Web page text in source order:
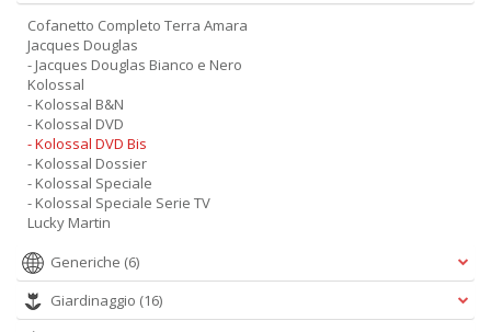
Cofanetto Completo Terra Amara
Jacques Douglas
- Jacques Douglas Bianco e Nero
Kolossal
- Kolossal B&N
- Kolossal DVD
- Kolossal DVD Bis
- Kolossal Dossier
- Kolossal Speciale
- Kolossal Speciale Serie TV
Lucky Martin
Generiche (6)
Giardinaggio (16)